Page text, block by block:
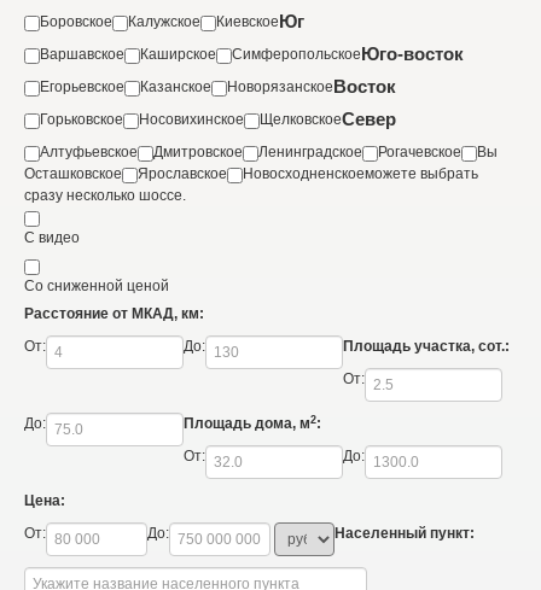
Коммерческая недвижимость
Боровское Калужское КиевскоеЮг
Варшавское Каширское СимферопольскоеЮго-восток
Егорьевское Казанское НоворязанскоеВосток
Горьковское Носовихинское ЩелковскоеСевер
Алтуфьевское Дмитровское Ленинградское
Рогачевское
Осташковское
Ярославское Новосходненское
Вы
можете выбрать
сразу несколько шоссе.
С видео
Со сниженной ценой
Расстояние от МКАД, км:
От:
До:
Площадь участка, сот.:
От:
До: Площадь дома, м2:
От:
До:
Цена:
От:
До: Населенный пункт: